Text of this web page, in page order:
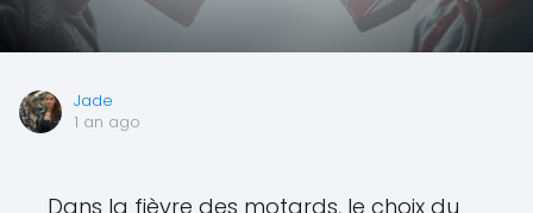
Jade
1 an ago
Dans la fièvre des motards, le choix du